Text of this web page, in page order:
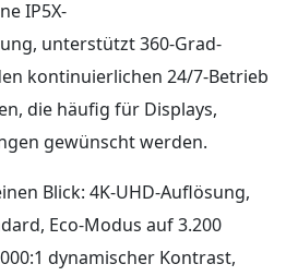
IP5X-
unterstützt 360-Grad-
kontinuierlichen 24/7-Betrieb
die häufig für Displays,
gewünscht werden.
Blick: 4K-UHD-Auflösung,
Eco-Modus auf 3.200
dynamischer Kontrast,